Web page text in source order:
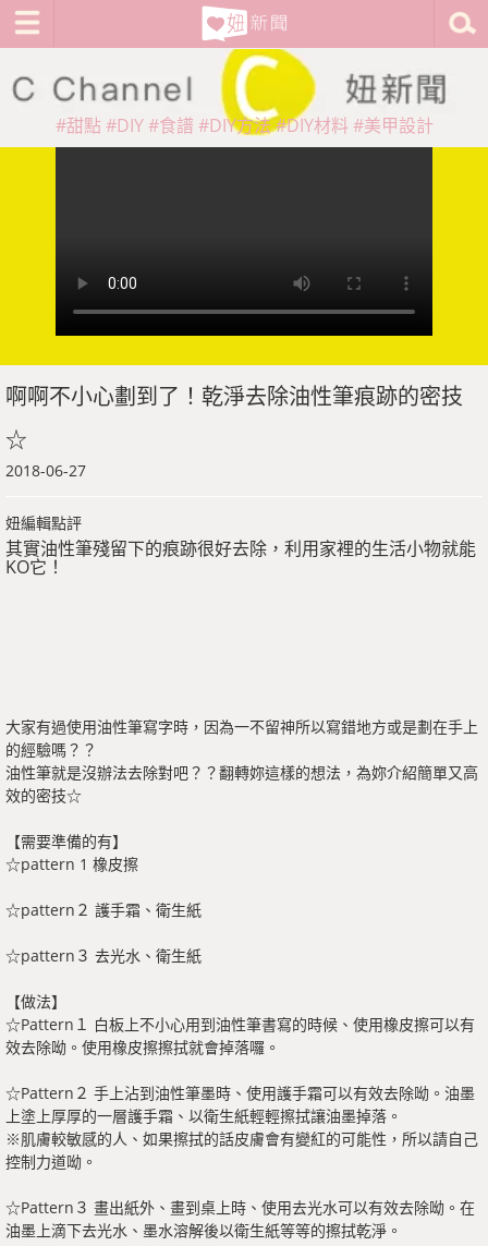
#甜點 #DIY #食譜 #DIY方法#DIY材料 #美甲設計
啊啊不小心劃到了！乾淨去除油性筆痕跡的密技
☆
2018-06-27
妞編輯點評
其實油性筆殘留下的痕跡很好去除，利用家裡的生活小物就能
KO它！
大家有過使用油性筆寫字時，因為一不留神所以寫錯地方或是劃在手上
的經驗嗎？？
油性筆就是沒辦法去除對吧？？翻轉妳這樣的想法，為妳介紹簡單又高
效的密技☆
【需要準備的有】
☆pattern 1 橡皮擦
☆pattern２ 護手霜、衛生紙
☆pattern３ 去光水、衛生紙
【做法】
☆Pattern１ 白板上不小心用到油性筆書寫的時候、使用橡皮擦可以有
效去除呦。使用橡皮擦擦拭就會掉落囉。
☆Pattern２ 手上沾到油性筆墨時、使用護手霜可以有效去除呦。油墨
上塗上厚厚的一層護手霜、以衛生紙輕輕擦拭讓油墨掉落。
※肌膚較敏感的人、如果擦拭的話皮膚會有變紅的可能性，所以請自己
控制力道呦。
☆Pattern３ 畫出紙外、畫到桌上時、使用去光水可以有效去除呦。在
油墨上滴下去光水、墨水溶解後以衛生紙等等的擦拭乾淨。